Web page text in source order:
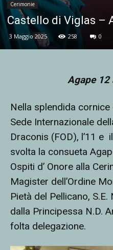
Cerimonie
Castello di Viglas –
3 Maggio 2025 258 0
Agape 12
Nella splendida
Sede Internazionale
Draconis (FOD), l’11 e
svolta la consueta
Ospiti d’ Onore alla
Magister dell’Ordine
Pietà del Pellicano,
dalla Principessa N.D.
folta delegazione.